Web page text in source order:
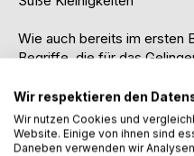
Wie auch bereits im ersten
Begriffe, die für das
beachtet werden müssen,
fettgedruckt.
Als Beispiel: Ist das
lauwarm, kann der Teig
muss Butter oder Margarine
Wir respektieren den
Wir nutzen Cookies und
Website. Einige von ihnen sind
Daneben verwenden wir